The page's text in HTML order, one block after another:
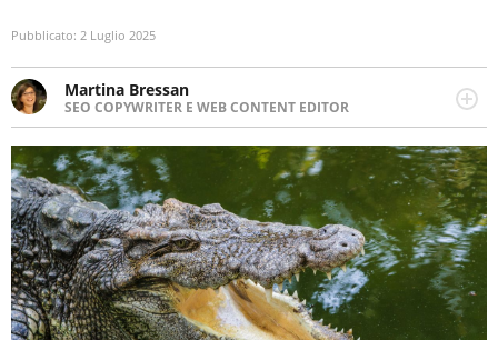
Pubblicato: 2 Luglio 2025
Martina Bressan
SEO COPYWRITER E WEB CONTENT EDITOR
Appassionata di viaggi, di trail running e di yoga, ama
scoprire nuovi posti e nuove culture. Curiosa,
determinata e intraprendente adora leggere ma
soprattutto scrivere.